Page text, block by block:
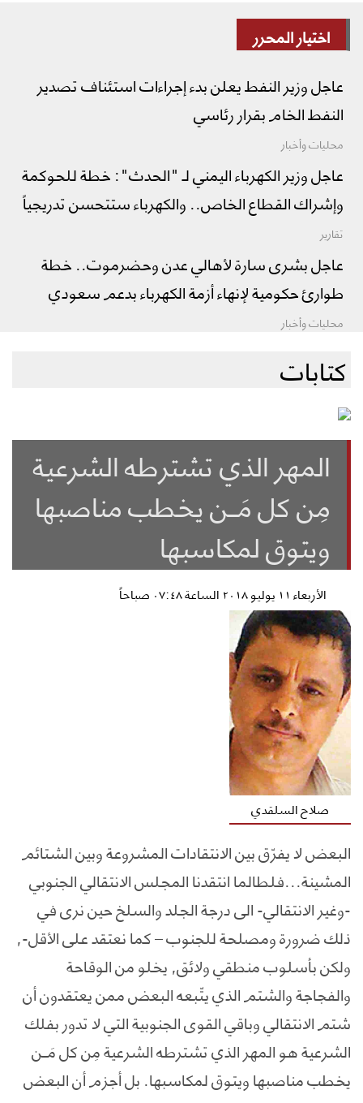
اختيار المحرر
عاجل وزير النفط يعلن بدء إجراءات استئناف تصدير
النفط الخام بقرار رئاسي
محليات وأخبار
عاجل وزير الكهرباء اليمني لـ "الحدث": خطة للحوكمة
وإشراك القطاع الخاص.. والكهرباء ستتحسن تدريجياً
تقارير
عاجل بشرى سارة لأهالي عدن وحضرموت.. خطة
طوارئ حكومية لإنهاء أزمة الكهرباء بدعم سعودي
محليات وأخبار
كتابات
المهر الذي تشترطه الشرعية
مِن كل مَــن يخطب مناصبها
ويتوق لمكاسبها
الأربعاء ١١ يوليو ٢٠١٨ الساعة ٠٧:٤٨ صباحاً
صلاح السلقدي
البعض لا يفرّق بين الانتقادات المشروعة وبين الشتائم
المشينة...فلطالما انتقدنا المجلس الانتقالي الجنوبي
-وغير الانتقالي- الى درجة الجلد والسلخ حين نرى في
ذلك ضرورة ومصلحة للجنوب – كما نعتقد على الأقل-,
ولكن بأسلوب منطقي ولائق, يخلو من الوقاحة
والفجاجة والشتم الذي يتّبعه البعض ممن يعتقدون أن
شتم الانتقالي وباقي القوى الجنوبية التي لا تدور بفلك
الشرعية هو المهر الذي تشترطه الشرعية مِن كل مَــن
يخطب مناصبها ويتوق لمكاسبها. بل أجزم أن البعض